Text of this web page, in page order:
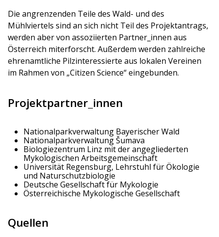
Die angrenzenden Teile des Wald- und des
Mühlviertels sind an sich nicht Teil des Projektantrags,
werden aber von assoziierten Partner_innen aus
Österreich miterforscht. Außerdem werden zahlreiche
ehrenamtliche Pilzinteressierte aus lokalen Vereinen
im Rahmen von „Citizen Science“ eingebunden.
Projektpartner_innen
Nationalparkverwaltung Bayerischer Wald
Nationalparkverwaltung Šumava
Biologiezentrum Linz mit der angegliederten
Mykologischen Arbeitsgemeinschaft
Universität Regensburg, Lehrstuhl für Ökologie
und Naturschutzbiologie
Deutsche Gesellschaft für Mykologie
Österreichische Mykologische Gesellschaft
Quellen